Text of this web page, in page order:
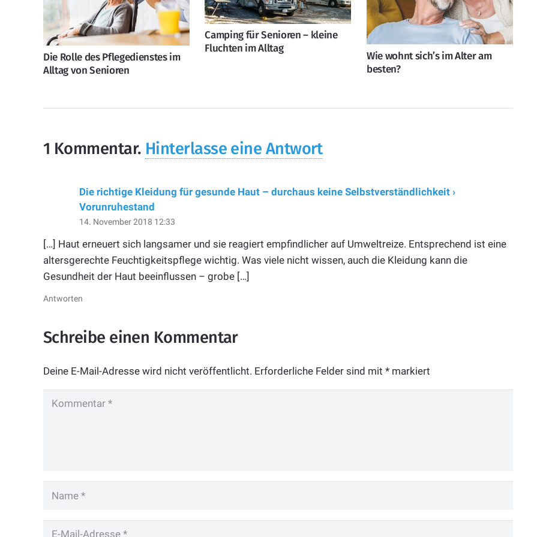
Die Rolle des Pflegedienstes im
Alltag von Senioren
Camping für Senioren – kleine
Fluchten im Alltag
Wie wohnt sich’s im Alter am
besten?
1 Kommentar. Hinterlasse eine Antwort
Die richtige Kleidung für gesunde Haut – durchaus keine Selbstverständlichkeit ›
Vorunruhestand
14. November 2018 12:33
[…] Haut erneuert sich langsamer und sie reagiert empfindlicher auf Umweltreize. Entsprechend ist eine
altersgerechte Feuchtigkeitspflege wichtig. Was viele nicht wissen, auch die Kleidung kann die
Gesundheit der Haut beeinflussen – grobe […]
Antworten
Schreibe einen Kommentar
Deine E-Mail-Adresse wird nicht veröffentlicht. Erforderliche Felder sind mit * markiert